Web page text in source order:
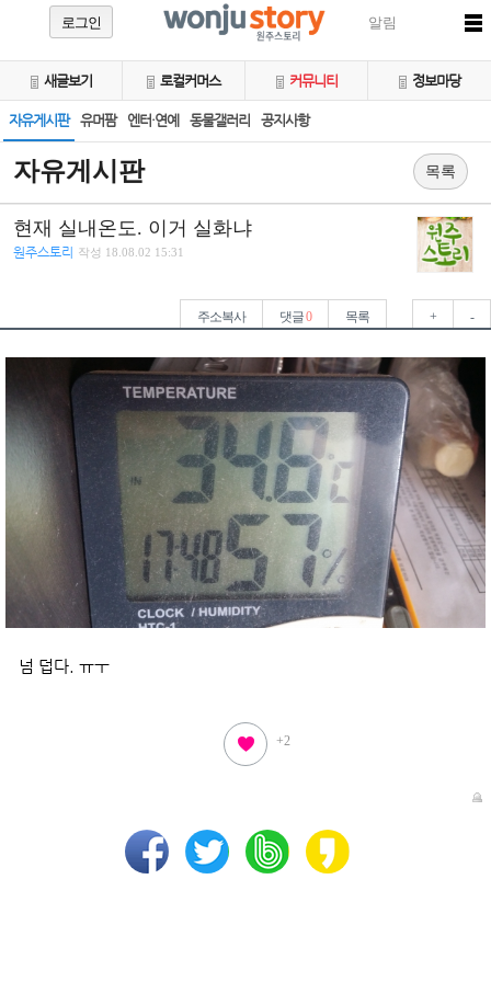
로그인 알림
새글보기 로컬커머스 커뮤니티 정보마당
자유게시판 유머팜 엔터·연예 동물갤러리 공지사항
자유게시판 목록
현재 실내온도. 이거 실화냐
원주스토리 작성 18.08.02 15:31
주소복사 댓글0 목록 + -
넘 덥다. ㅠㅜ
+2